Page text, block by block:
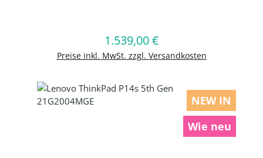
Regulärer Preis:
1.539,00 €
Preise inkl. MwSt. zzgl. Versandkosten
In den Warenkorb
NEW IN
Wie neu